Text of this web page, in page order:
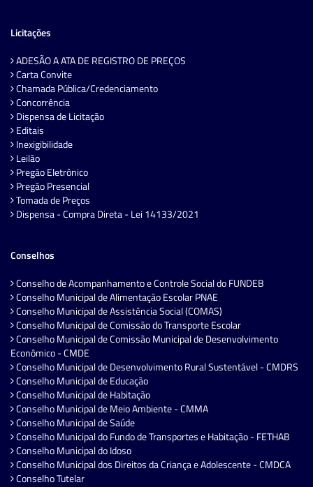
Licitações
ADESÃO A ATA DE REGISTRO DE PREÇOS
Carta Convite
Chamada Pública/Credenciamento
Concorrência
Dispensa de Licitação
Editais
Inexigibilidade
Leilão
Pregão Eletrônico
Pregão Presencial
Tomada de Preços
Dispensa - Compra Direta - Lei 14133/2021
Conselhos
Conselho de Acompanhamento e Controle Social do FUNDEB
Conselho Municipal de Alimentação Escolar PNAE
Conselho Municipal de Assistência Social (COMAS)
Conselho Municipal de Comissão do Transporte Escolar
Conselho Municipal de Comissão Municipal de Desenvolvimento
Econômico - CMDE
Conselho Municipal de Desenvolvimento Rural Sustentável - CMDRS
Conselho Municipal de Educação
Conselho Municipal de Habitação
Conselho Municipal de Meio Ambiente - CMMA
Conselho Municipal de Saúde
Conselho Municipal do Fundo de Transportes e Habitação - FETHAB
Conselho Municipal do Idoso
Conselho Municipal dos Direitos da Criança e Adolescente - CMDCA
Conselho Tutelar